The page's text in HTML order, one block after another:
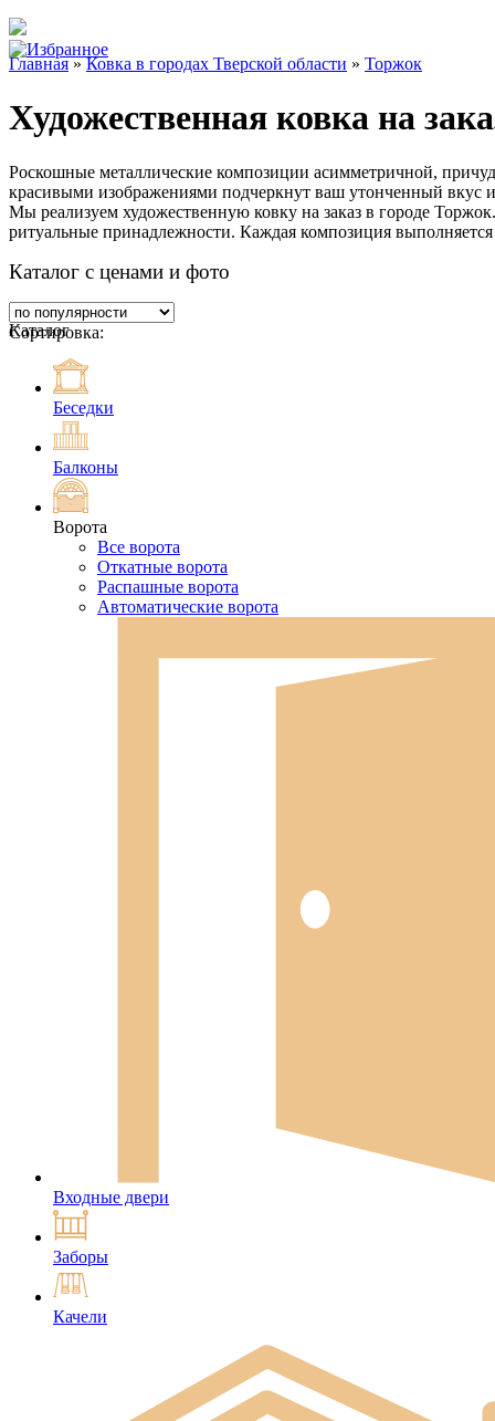
Главная»Ковка в городах Тверской области » Торжок
Художественная ковка на
Роскошные металлические композиции асимметричной,
красивыми изображениями подчеркнут ваш утонченный
Мы реализуем художественную ковку на заказ в городе
ритуальные принадлежности. Каждая композиция
Каталог с ценами и фото
Сортировка:
Каталог
Беседки
Балконы
Ворота
Все ворота
Откатные ворота
Распашные ворота
Автоматические ворота
Входные двери
Заборы
Качели